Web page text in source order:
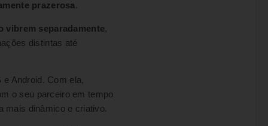
prazerosa.
vibrem separadamente,
distintas até
e Android. Com ela,
o seu parceiro em tempo
mais dinâmico e criativo.